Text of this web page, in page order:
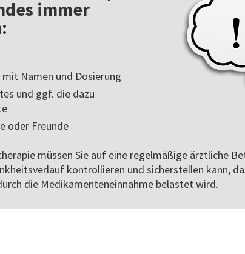
immer
Namen und Dosierung
und ggf. die dazu
oder Freunde
müssen Sie auf eine regelmäßige ärztliche
kontrollieren und sicherstellen kann,
die Medikamenteneinnahme belastet wird.